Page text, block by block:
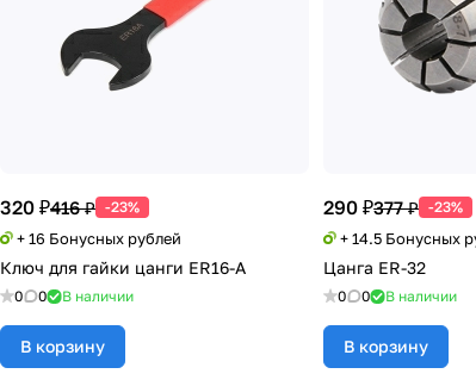
320 ₽416 ₽ -23%
+ 16 Бонусных рублей
Ключ для гайки цанги ER16-A
0 0 В наличии
В корзину
290 ₽377 ₽ -23%
+ 14.5 Бонусных
Цанга ER-32
0 0 В наличии
В корзину